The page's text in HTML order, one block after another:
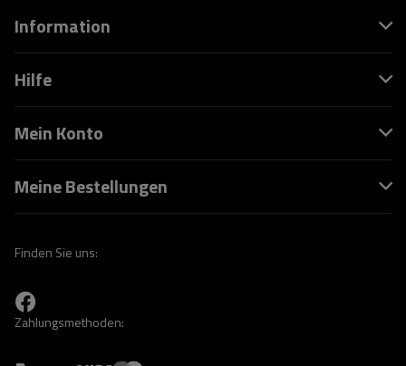
Information
Hilfe
Mein Konto
Meine Bestellungen
Finden Sie uns:
Zahlungsmethoden: